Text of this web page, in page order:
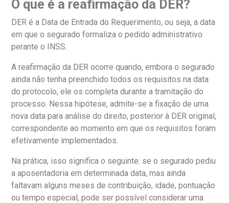
O que é a reafirmação da DER?
DER é a Data de Entrada do Requerimento, ou seja, a data
em que o segurado formaliza o pedido administrativo
perante o INSS.
A reafirmação da DER ocorre quando, embora o segurado
ainda não tenha preenchido todos os requisitos na data
do protocolo, ele os completa durante a tramitação do
processo. Nessa hipótese, admite-se a fixação de uma
nova data para análise do direito, posterior à DER original,
correspondente ao momento em que os requisitos foram
efetivamente implementados.
Na prática, isso significa o seguinte: se o segurado pediu
a aposentadoria em determinada data, mas ainda
faltavam alguns meses de contribuição, idade, pontuação
ou tempo especial, pode ser possível considerar uma